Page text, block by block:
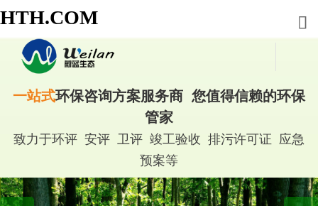
HTH.COM
一站式环保咨询方案服务商 您值得信赖的环保
管家
致力于环评 安评 卫评 竣工验收 排污许可证 应急
预案等